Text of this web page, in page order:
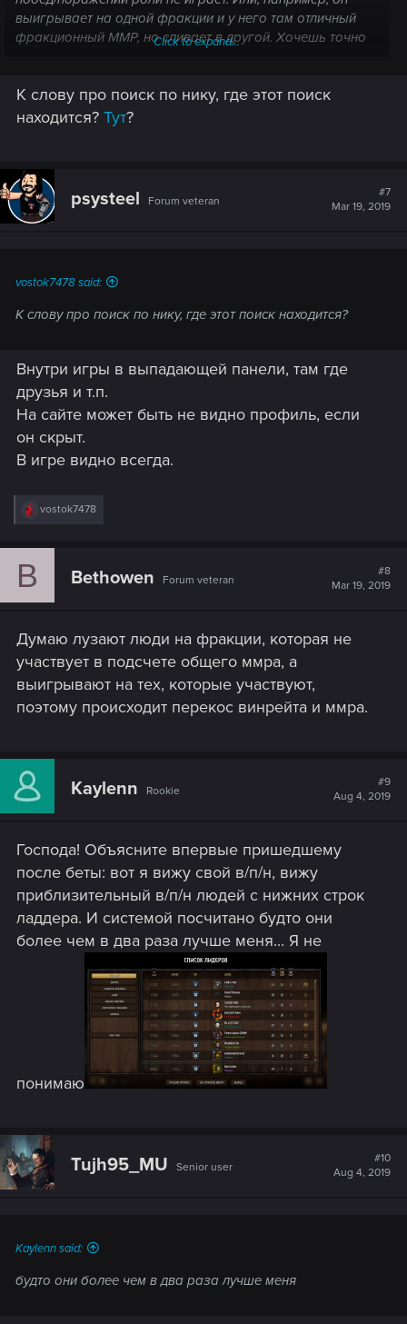
выигрывает на одной фракции и у него там отличный
фракционный ММР, но сливает в другой. Хочешь точно
всё станет понятно.
Click to expand...
К слову про поиск по нику, где этот поиск
находится? Тут?
psysteel Forum veteran
#7
Mar 19, 2019
vostok7478 said:
К слову про поиск по нику, где этот поиск находится?
Внутри игры в выпадающей панели, там где
друзья и т.п.
На сайте может быть не видно профиль, если
он скрыт.
В игре видно всегда.
R
c
:
vostok7478
B Bethowen Forum veteran
#8
Mar 19, 2019
Думаю лузают люди на фракции, которая не
участвует в подсчете общего ммра, а
выигрывают на тех, которые участвуют,
поэтому происходит перекос винрейта и ммра.
Kaylenn Rookie
#9
Aug 4, 2019
Господа! Объясните впервые пришедшему
после беты: вот я вижу свой в/п/н, вижу
приблизительный в/п/н людей с нижних строк
ладдера. И системой посчитано будто они
более чем в два раза лучше меня... Я не
понимаю
Tujh95_MU Senior user
#10
Aug 4, 2019
Kaylenn said:
будто они более чем в два раза лучше меня